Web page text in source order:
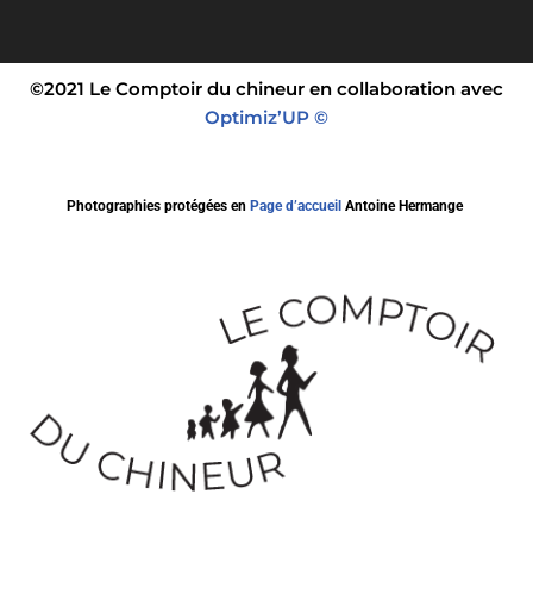
©2021 Le Comptoir du chineur en collaboration avec
Optimiz’UP ©
Photographies protégées en Page d’accueil Antoine Hermange